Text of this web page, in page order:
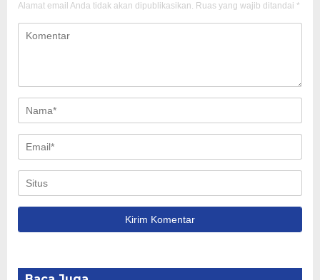
Alamat email Anda tidak akan dipublikasikan. Ruas yang wajib ditandai *